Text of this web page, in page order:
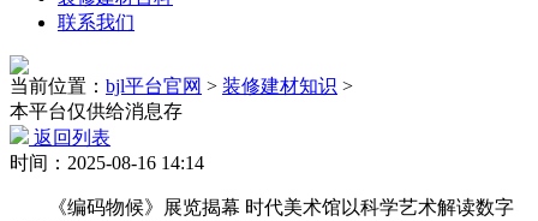
联系我们
当前位置： bjl平台官网 > 装修建材知识 >
本平台仅供给消息存
返回列表
时间：2025-08-16 14:14
《编码物候》展览揭幕 时代美术馆以科学艺术解读数字